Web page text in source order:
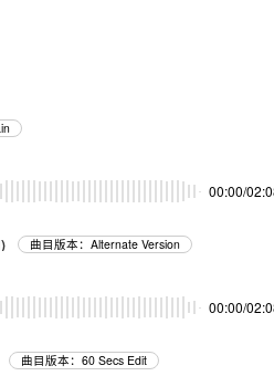
00:00/
曲目版本：Alternate Version
00:00/
曲目版本：60 Secs Edit